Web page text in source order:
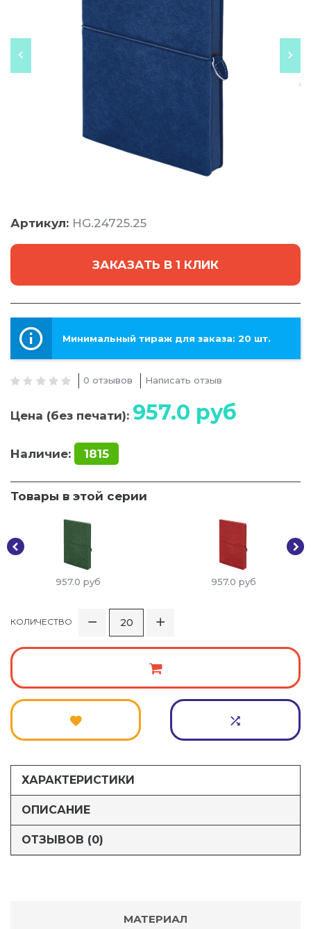
Артикул: HG.24725.25
ЗАКАЗАТЬ В 1 КЛИК
Минимальный тираж для заказа: 20 шт.
0 отзывов Написать отзыв
Цена (без печати): 957.0 руб
Наличие: 1815
Товары в этой серии
957.0 руб 957.0 руб
КОЛИЧЕСТВО
ХАРАКТЕРИСТИКИ
ОПИСАНИЕ
ОТЗЫВОВ (0)
МАТЕРИАЛ